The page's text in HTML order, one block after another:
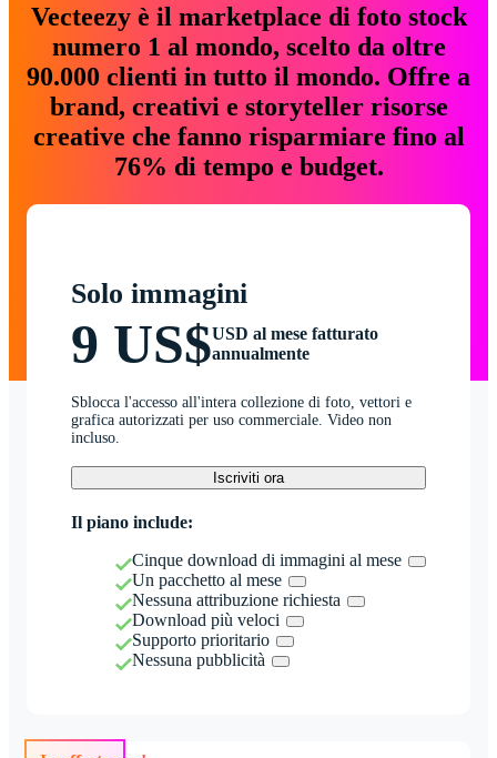
Vecteezy è il marketplace di foto stock
numero 1 al mondo, scelto da oltre
90.000 clienti in tutto il mondo. Offre a
brand, creativi e storyteller risorse
creative che fanno risparmiare fino al
76% di tempo e budget.
Solo immagini
9 US$USD al mese fatturato
annualmente
Sblocca l'accesso all'intera collezione di foto, vettori e
grafica autorizzati per uso commerciale. Video non
incluso.
Iscriviti ora
Il piano include:
Cinque download di immagini al mese
Un pacchetto al mese
Nessuna attribuzione richiesta
Download più veloci
Supporto prioritario
Nessuna pubblicità